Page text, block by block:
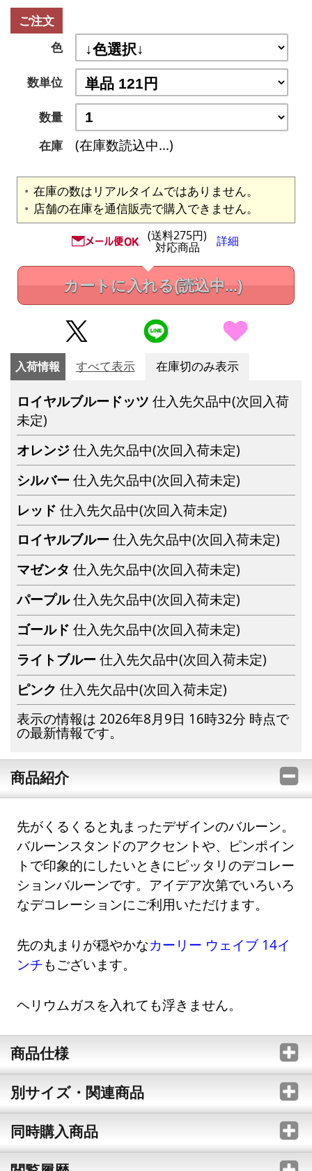
ご注文
色
数単位
数量
在庫
(在庫数読込中...)
在庫の数はリアルタイムではありません。
店舗の在庫を通信販売で購入できません。
(送料275円)
対応商品 詳細
カートに入れる(読込中...)
入荷情報 すべて表示 在庫切のみ表示
ロイヤルブルードッツ仕入先欠品中(次回入荷
未定)
オレンジ仕入先欠品中(次回入荷未定)
シルバー仕入先欠品中(次回入荷未定)
レッド仕入先欠品中(次回入荷未定)
ロイヤルブルー仕入先欠品中(次回入荷未定)
マゼンタ仕入先欠品中(次回入荷未定)
パープル仕入先欠品中(次回入荷未定)
ゴールド仕入先欠品中(次回入荷未定)
ライトブルー仕入先欠品中(次回入荷未定)
ピンク仕入先欠品中(次回入荷未定)
表示の情報は 2026年8月9日 16時32分 時点で
の最新情報です。
商品紹介
先がくるくると丸まったデザインのバルーン。
バルーンスタンドのアクセントや、ピンポイン
トで印象的にしたいときにピッタリのデコレー
ションバルーンです。アイデア次第でいろいろ
なデコレーションにご利用いただけます。
先の丸まりが穏やかなカーリー ウェイブ 14イ
ンチもございます。
ヘリウムガスを入れても浮きません。
商品仕様
別サイズ・関連商品
同時購入商品